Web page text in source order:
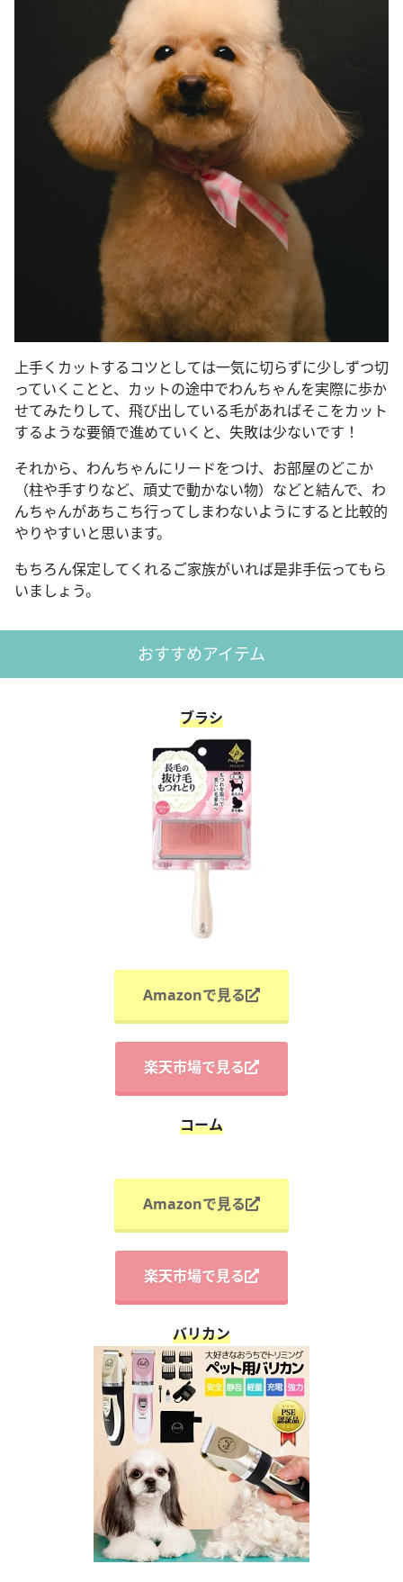
上手くカットするコツとしては一気に切らずに少しずつ切
っていくことと、カットの途中でわんちゃんを実際に歩か
せてみたりして、飛び出している毛があればそこをカット
するような要領で進めていくと、失敗は少ないです！
それから、わんちゃんにリードをつけ、お部屋のどこか
（柱や手すりなど、頑丈で動かない物）などと結んで、わ
んちゃんがあちこち行ってしまわないようにすると比較的
やりやすいと思います。
もちろん保定してくれるご家族がいれば是非手伝ってもら
いましょう。
おすすめアイテム
ブラシ
Amazonで見る
楽天市場で見る
コーム
Amazonで見る
楽天市場で見る
バリカン